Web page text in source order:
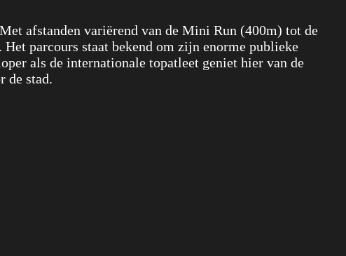
afstanden variërend van de Mini Run (400m) tot de
parcours staat bekend om zijn enorme publieke
als de internationale topatleet geniet hier van de
de stad.